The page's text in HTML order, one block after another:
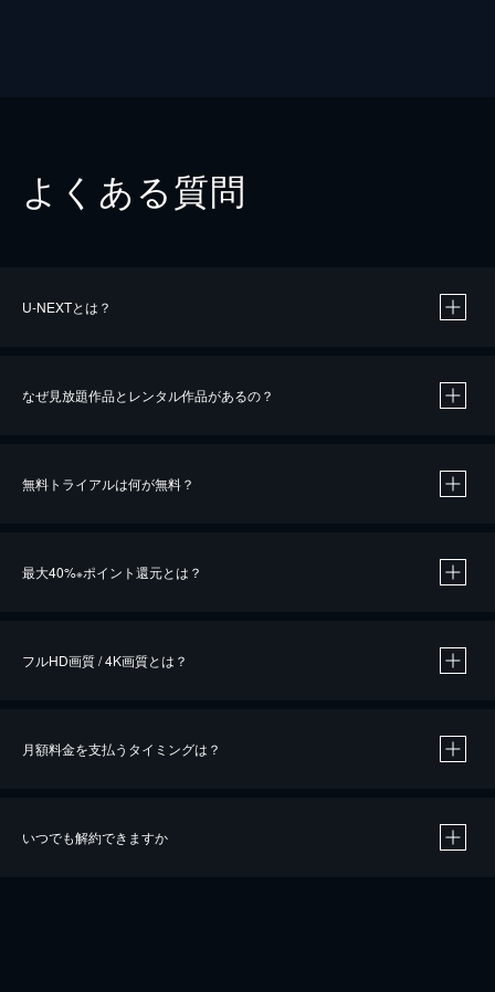
よくある質問
U-NEXTとは？
なぜ見放題作品とレンタル作品があるの？
無料トライアルは何が無料？
最大40%※ポイント還元とは？
※40％ポイント還元の対象は、クレジットカード決済による作品の購入 / レンタルです。
iOSアプリのUコイン決済による作品の購入 / レンタルは、20％のポイント還元です。
フルHD画質 / 4K画質とは？
月額料金を支払うタイミングは？
いつでも解約できますか